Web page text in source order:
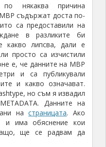
някаква причина
съдържат доста по-
са предоставили на
в разликите би
какво липсва, дали е
просто са изчистили
е, че данните на МВР
и са публикували
и какво означават.
но съм я извадил
Данните на
настраницата. Ако
и има обяснение кои
ще се радвам да